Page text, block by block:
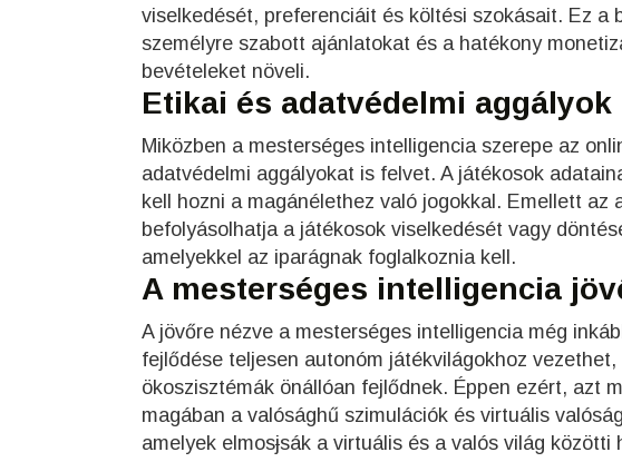
viselkedését, preferenciáit és költési szokásait. Ez
személyre szabott ajánlatokat és a hatékony
bevételeket növeli.
Etikai és adatvédelmi aggályok
Miközben a mesterséges intelligencia szerepe az
adatvédelmi aggályokat is felvet. A játékosok
kell hozni a magánélethez való jogokkal. Emellett
befolyásolhatja a játékosok viselkedését vagy
amelyekkel az iparágnak foglalkoznia kell.
A mesterséges intelligencia
A jövőre nézve a mesterséges intelligencia még
fejlődése teljesen autonóm játékvilágokhoz
ökoszisztémák önállóan fejlődnek. Éppen ezért, azt
magában a valósághű szimulációk és virtuális
amelyek elmosjsák a virtuális és a valós világ közötti